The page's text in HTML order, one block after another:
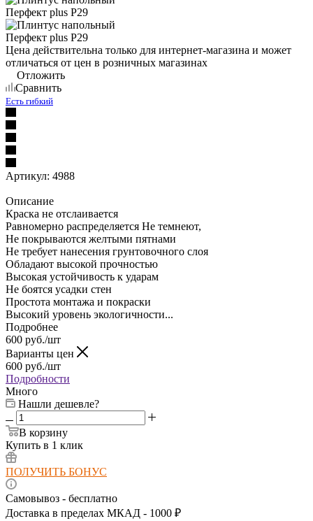
Цена действительна только для интернет-магазина и может
отличаться от цен в розничных магазинах
Отложить
Сравнить
Есть гибкий
Артикул: 4988
Описание
Краска не отслаивается
Равномерно распределяется Не темнеют,
Не покрываются желтыми пятнами
Не требует нанесения грунтовочного слоя
Обладают высокой прочностью
Высокая устойчивость к ударам
Не боятся усадки стен
Простота монтажа и покраски
Высокий уровень экологичности...
Подробнее
600 руб./шт
Варианты цен
600 руб./шт
Подробности
Много
Нашли дешевле?
В корзину
Купить в 1 клик
ПОЛУЧИТЬ БОНУС
Самовывоз - бесплатно
Доставка в пределах МКАД - 1000 ₽